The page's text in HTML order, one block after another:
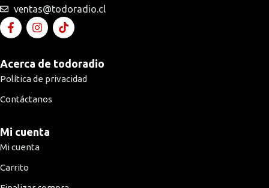
ventas@todoradio.cl
Acerca de todoradio
Política de privacidad
Contáctanos
Mi cuenta
Mi cuenta
Carrito